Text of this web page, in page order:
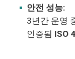
안전 성능:
3년간 운영
인증됨 ISO